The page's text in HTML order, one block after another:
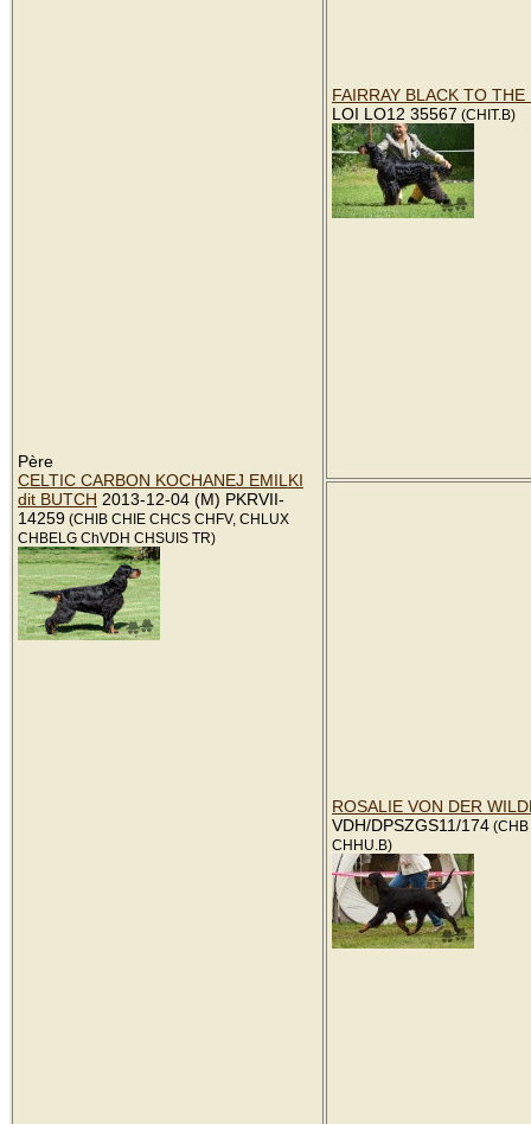
Père
CELTIC CARBON KOCHANEJ EMILKI
dit BUTCH 2013-12-04 (M) PKRVII-
14259 (CHIB CHIE CHCS CHFV, CHLUX
CHBELG ChVDH CHSUIS TR)
FAIRRAY BLACK TO THE
LOI LO12 35567 (CHIT.B)
ROSALIE VON DER
VDH/DPSZGS11/174 (CHB
CHHU.B)